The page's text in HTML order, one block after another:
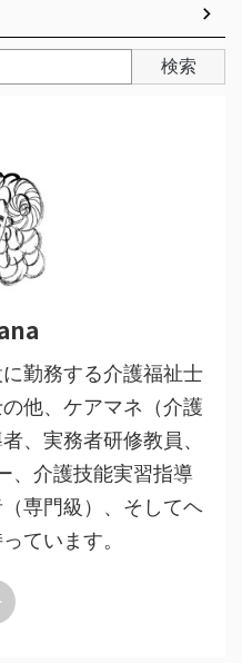
検索
勤務する介護福祉士
他、ケアマネ（介護
、実務者研修教員、
、介護技能実習指導
専門級）、そしてヘ
ています。